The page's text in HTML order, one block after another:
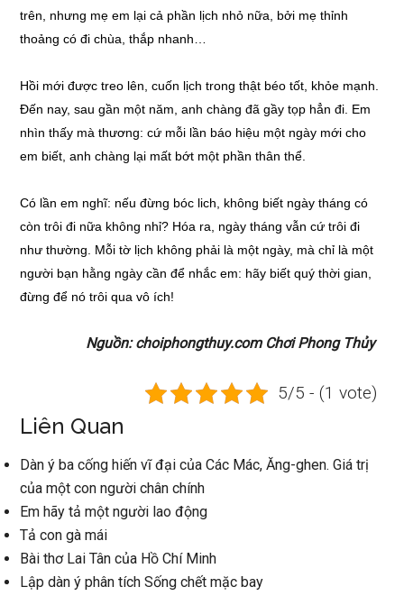
trên, nhưng mẹ em lại cả phần lịch nhỏ nữa, bởi mẹ thỉnh
thoảng có đi chùa, thắp nhanh…
Hồi mới được treo lên, cuốn lịch trong thật béo tốt, khỏe mạnh.
Đến nay, sau gần một năm, anh chàng đã gầy tọp hẳn đi. Em
nhìn thấy mà thương: cứ mỗi lần báo hiệu một ngày mới cho
em biết, anh chàng lại mất bớt một phần thân thể.
Có lần em nghĩ: nếu đừng bóc lich, không biết ngày tháng có
còn trôi đi nữa không nhỉ? Hóa ra, ngày tháng vẫn cứ trôi đi
như thường. Mỗi tờ lịch không phải là một ngày, mà chỉ là một
người bạn hằng ngày cần để nhắc em: hãy biết quý thời gian,
đừng để nó trôi qua vô ích!
Nguồn: choiphongthuy.com Chơi Phong Thủy
5/5 - (1 vote)
Liên Quan
Dàn ý ba cống hiến vĩ đại của Các Mác, Ăng-ghen. Giá trị
của một con người chân chính
Em hãy tả một người lao động
Tả con gà mái
Bài thơ Lai Tân của Hồ Chí Minh
Lập dàn ý phân tích Sống chết mặc bay